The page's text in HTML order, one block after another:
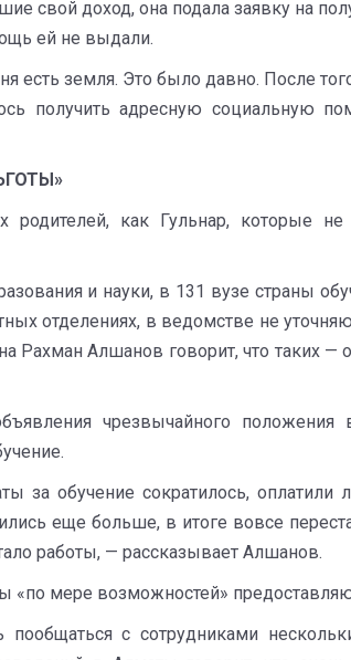
свой доход, она подала заявку на
ей не выдали.
есть земля. Это было давно. После
получить адресную социальную
родителей, как Гульнар, которые не
и науки, в 131 вузе страны
отделениях, в ведомстве не
Рахман Алшанов говорит, что таких —
чрезвычайного положения
за обучение сократилось, оплатили
еще больше, в итоге вовсе
работы, — рассказывает Алшанов.
«по мере возможностей»
пообщаться с сотрудниками